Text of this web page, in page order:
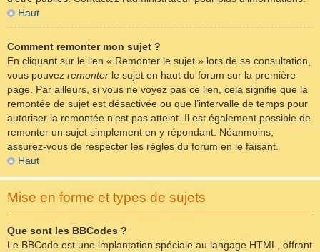
Haut
Comment remonter mon sujet ?
En cliquant sur le lien « Remonter le sujet » lors de sa consultation,
vous pouvez remonter le sujet en haut du forum sur la première
page. Par ailleurs, si vous ne voyez pas ce lien, cela signifie que la
remontée de sujet est désactivée ou que l’intervalle de temps pour
autoriser la remontée n’est pas atteint. Il est également possible de
remonter un sujet simplement en y répondant. Néanmoins,
assurez-vous de respecter les règles du forum en le faisant.
Haut
Mise en forme et types de sujets
Que sont les BBCodes ?
Le BBCode est une implantation spéciale au langage HTML, offrant